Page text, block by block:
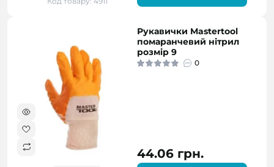
Рукавички Mastertool
помаранчевий нітрил
розмір 9
0
44.06 грн.